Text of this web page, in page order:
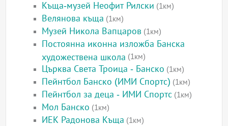
Къща-музей Неофит Рилски (1км)
Велянова къща (1км)
Музей Никола Вапцаров (1км)
Постоянна иконна изложба Банска
художествена школа (1км)
Църква Света Троица - Банско (1км)
Пейнтбол Банско (ИМИ Спортс) (1км)
Пейнтбол за деца - ИМИ Спортс (1км)
Мол Банско (1км)
ИЕК Радонова Къща (1км)